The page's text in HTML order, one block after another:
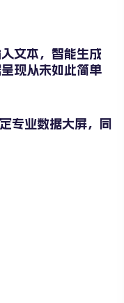
文本，智能生成
现从未如此简单
专业数据大屏，同